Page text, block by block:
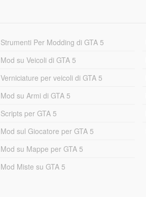
Strumenti Per Modding di GTA 5
Mod su Veicoli di GTA 5
Verniciature per veicoli di GTA 5
Mod su Armi di GTA 5
Scripts per GTA 5
Mod sul Giocatore per GTA 5
Mod su Mappe per GTA 5
Mod Miste su GTA 5